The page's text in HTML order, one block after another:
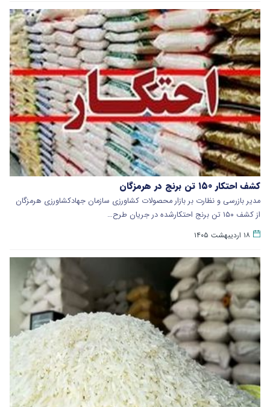
کشف احتکار ۱۵۰ تن برنج در هرمزگان
مدیر بازرسی و نظارت بر بازار محصولات کشاورزی سازمان جهادکشاورزی هرمزگان
از کشف ۱۵۰ تن برنج احتکارشده در جریان طرح…
۱۸ اردیبهشت ۱۴۰۵